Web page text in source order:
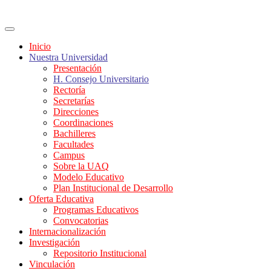
Inicio
Nuestra Universidad
Presentación
H. Consejo Universitario
Rectoría
Secretarías
Direcciones
Coordinaciones
Bachilleres
Facultades
Campus
Sobre la UAQ
Modelo Educativo
Plan Institucional de Desarrollo
Oferta Educativa
Programas Educativos
Convocatorias
Internacionalización
Investigación
Repositorio Institucional
Vinculación